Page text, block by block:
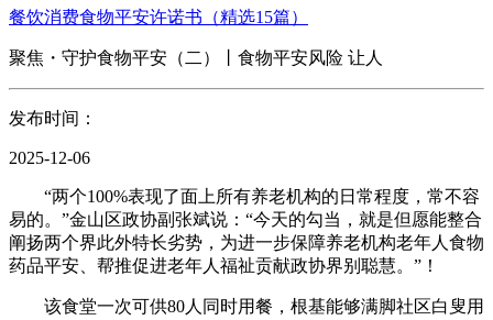
餐饮消费食物平安许诺书（精选15篇）
聚焦・守护食物平安（二）丨食物平安风险 让人
发布时间：
2025-12-06
“两个100%表现了面上所有养老机构的日常程度，常不容
易的。”金山区政协副张斌说：“今天的勾当，就是但愿能整合
阐扬两个界此外特长劣势，为进一步保障养老机构老年人食物
药品平安、帮推促进老年人福祉贡献政协界别聪慧。”！
该食堂一次可供80人同时用餐，根基能够满脚社区白叟用